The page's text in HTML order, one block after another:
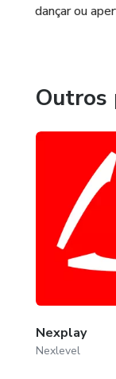
dançar ou
Outros
Nexplay
Nexlevel